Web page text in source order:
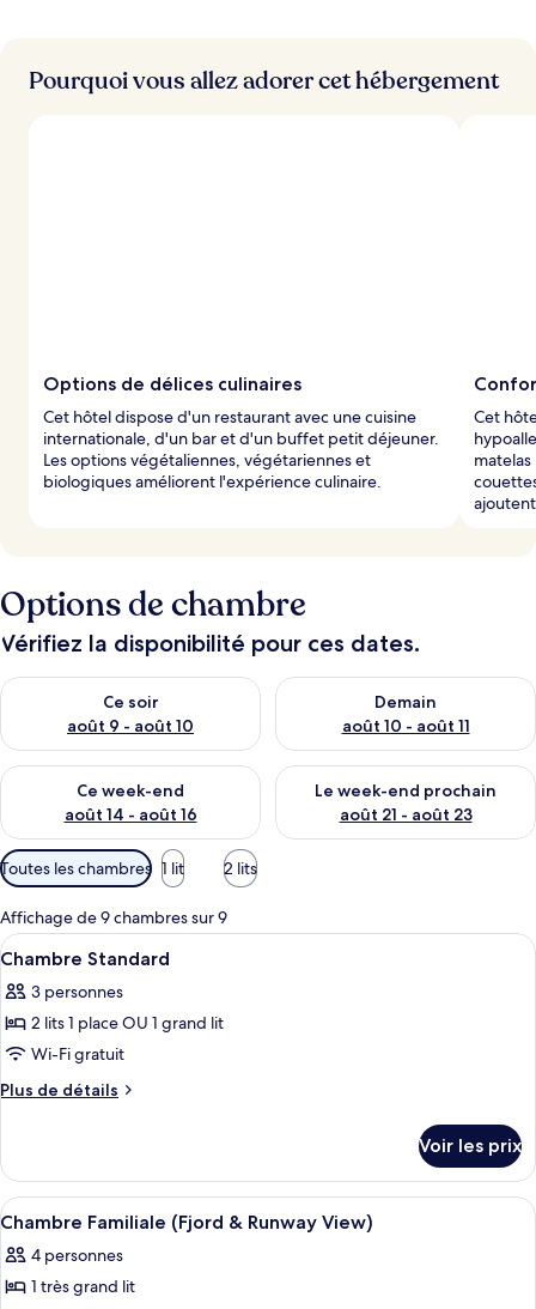
Pourquoi vous allez adorer cet hébergement
Options de délices culinaires
Cet hôtel dispose d'un restaurant avec une cuisine
internationale, d'un bar et d'un buffet petit déjeuner.
Les options végétaliennes, végétariennes et
biologiques améliorent l'expérience culinaire.
Cet
Options de chambre
Vérifiez la disponibilité pour ces dates.
Ce soir
août 9 - août 10
Vérifier la disponibilité pour ce soir août 9 - août 10
Demain
août 10 - août 11
Vérifier la disponibilité pour
Ce week-end
août 14 - août 16
Vérifier la disponibilité pour ce week-end août 14 - août 16
Le week-end prochain
août 21 - août 23
Vérifier la disponibilité pour
Filtres
disponibles
pour
les
chambres
Toutes les chambres 1 lit 2 lits
Affichage de 9 chambres sur 9
Afficher
toutes
les
photos
pour
ce
chambre :
Chambre
Standard
Une chambre d’hôtel avec un grand
8
Chambre Standard
3 personnes
2 lits 1 place OU 1 grand lit
Wi-Fi gratuit
Plus de détails
Plus
le
type
de
Chambre
Standard
Voir les prix
Afficher
toutes
les
photos
Une chambre d’hôtel avec un
4
Chambre Familiale (Fjord & Runway View)
4 personnes
1 très grand lit